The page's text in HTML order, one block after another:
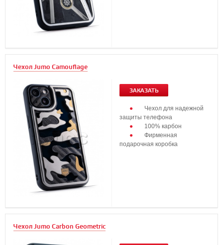
Чехол Jumo Camouflage
ЗАКАЗАТЬ
Чехол для надежной
защиты телефона
100% карбон
Фирменная
подарочная коробка
Чехол Jumo Carbon Geometric